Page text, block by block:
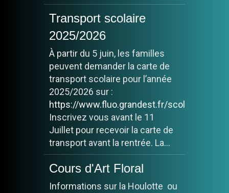
Marché à Champillon
sur le parking de la
Salle des Fêtes tous les
vendredis
Le marché sera présent tous
les vendredis. de 17h00 à
19h00
Transport scolaire
2025/2026
À partir du 5 juin, les familles
peuvent demander la carte de
transport scolaire pour l’année
2025/2026 sur :
https://www.fluo.grandest.fr/scolaire/
Inscrivez vous avant le 11
Juillet pour recevoir la carte de
transport avant la rentrée. La...
Cours d'Art Floral
Informations sur la Houlotte ou